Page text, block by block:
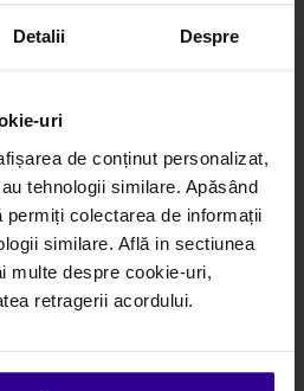
Detalii Despre
uri
de conținut personalizat,
tehnologii similare. Apăsând
colectarea de informații
similare. Află in sectiunea
multe despre cookie-uri,
retragerii acordului.
380046M